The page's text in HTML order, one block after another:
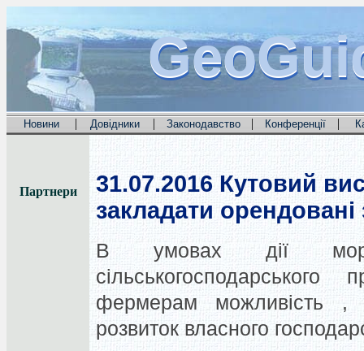
Новини | Довідники | Законодавство | Конференції |
Партнери 31.07.2016 Кутовий
закладати орендовані
В умовах дії
фермерам можливість ,
розвиток власного